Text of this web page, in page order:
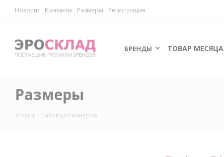
Новости Контакты Размеры Регистрация
БРЕНДЫ ТОВАР МЕСЯЦА
Размеры
Услуги - Таблица Размеров